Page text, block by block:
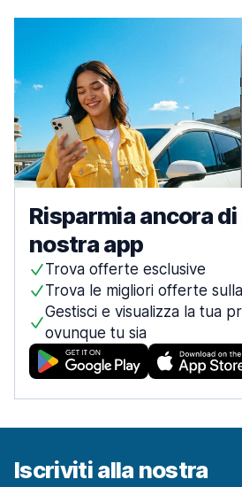
Risparmia ancora
nostra app
Trova offerte esclusive
Trova le migliori offerte
Gestisci e visualizza la tua
ovunque tu sia
Iscriviti alla nostra